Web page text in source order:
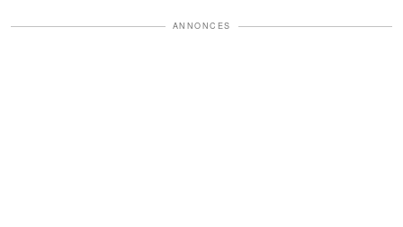
ANNONCES